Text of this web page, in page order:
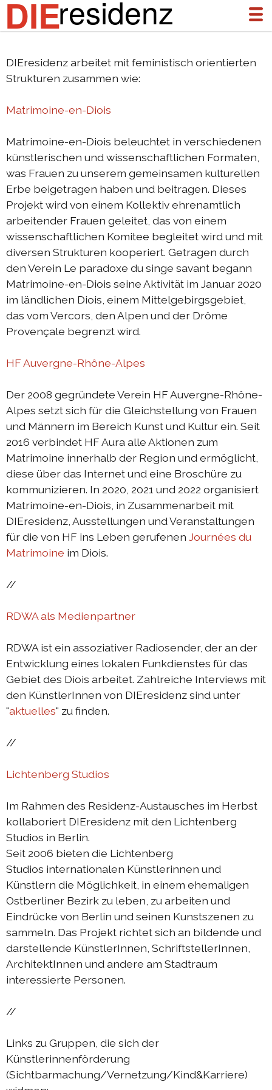
DIEresidenz
über uns
DIEresidenz Berlin November 2025
Austausch Die-Berlin 2025
Austausch Berlin-Die 2025
DIEresidenz Berlin September 2025
DIEresidenz Berlin Februar/Juni 2025
DIEresidenz Berlin Mai 2025
DIEresidenz Berlin März 2025
Sommerprogramm 2024
Austausch Die-Berlin 2024
DIEresidenz EXTRA-Lecture-performance 2024
Austausch Berlin-Die 2023
Sommerprogramm 2023
DIEresidenz EXTRA-Performance 2023
DIEresidenz EXTRA-Theater 2023
DIEresidenz hors les murs
Austausch Berlin-Die 2022
DIEresidenzEXTRA 2022
Austausch Die-Berlin 2021
DIEresidenz hors les murs 2021
Sommerprogramm 2021
Austausch Die-Berlin 2019
Austausch Berlin-Die 2019
Sommerprogramm 2019
Austausch Berlin-Die 2018
Austausch Die-Berlin 2018
Sommerprogramm 2018
komplizen & links
DIEresidenz Berlin
deutsch | français
DIEresidenz arbeitet mit feministisch orientierten
Strukturen zusammen wie:
Matrimoine-en-Diois
Matrimoine-en-Diois beleuchtet in verschiedenen
künstlerischen und wissenschaftlichen Formaten,
was Frauen zu unserem gemeinsamen kulturellen
Erbe beigetragen haben und beitragen. Dieses
Projekt wird von einem Kollektiv ehrenamtlich
arbeitender Frauen geleitet, das von einem
wissenschaftlichen Komitee begleitet wird und mit
diversen Strukturen kooperiert. Getragen durch
den Verein Le paradoxe du singe savant begann
Matrimoine-en-Diois seine Aktivität im Januar 2020
im ländlichen Diois, einem Mittelgebirgsgebiet,
das vom Vercors, den Alpen und der Drôme
Provençale begrenzt wird.
HF Auvergne-Rhône-Alpes
Der 2008 gegründete Verein HF Auvergne-Rhône-
Alpes setzt sich für die Gleichstellung von Frauen
und Männern im Bereich Kunst und Kultur ein. Seit
2016 verbindet HF ​​Aura alle Aktionen zum
Matrimoine innerhalb der Region und ermöglicht,
diese über das Internet und eine Broschüre zu
kommunizieren. In 2020, 2021 und 2022 organisiert
Matrimoine-en-Diois, in Zusammenarbeit mit
DIEresidenz, Ausstellungen und Veranstaltungen
für die von HF ins Leben gerufenen Journées du
Matrimoine im Diois.
//
RDWA als Medienpartner
RDWA ist ein assoziativer Radiosender, der an der
Entwicklung eines lokalen Funkdienstes für das
Gebiet des Diois arbeitet. Zahlreiche Interviews mit
den KünstlerInnen von DIEresidenz sind unter
"aktuelles" zu finden.
//
Lichtenberg Studios
Im Rahmen des Residenz-Austausches im Herbst
kollaboriert DIEresidenz mit den Lichtenberg
Studios in Berlin.
Seit 2006 bieten die Lichtenberg
Studios internationalen Künstlerinnen und
Künstlern die Möglichkeit, in einem ehemaligen
Ostberliner Bezirk zu leben, zu arbeiten und
Eindrücke von Berlin und seinen Kunstszenen zu
sammeln. Das Projekt richtet sich an bildende und
darstellende KünstlerInnen, SchriftstellerInnen,
ArchitektInnen und andere am Stadtraum
interessierte Personen.
//
Links zu Gruppen, die sich der
Künstlerinnenförderung
(Sichtbarmachung/Vernetzung/Kind&Karriere)